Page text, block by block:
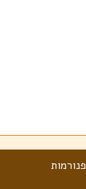
פנורמות